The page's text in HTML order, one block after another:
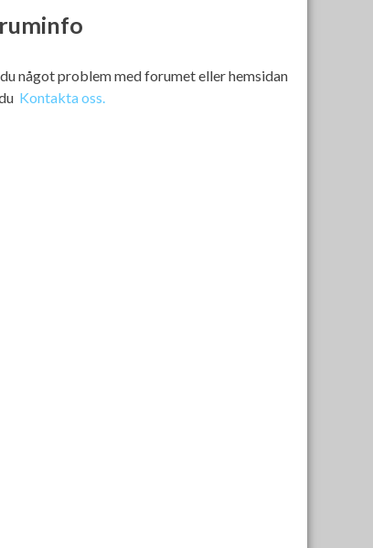
något problem med forumet eller hemsidan
Kontakta oss.